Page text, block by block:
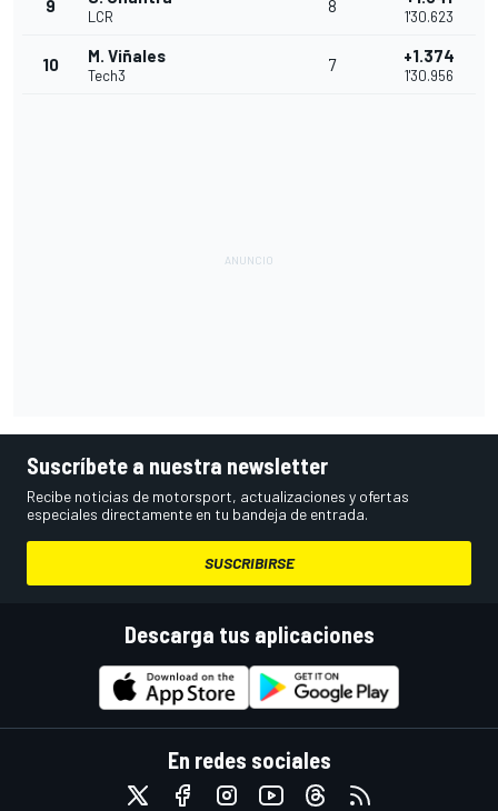
9
LCR
8
1'30.623
10 M. Viñales
Tech3
7 +1.374
1'30.956
Suscríbete a nuestra newsletter
Recibe noticias de motorsport, actualizaciones y ofertas
especiales directamente en tu bandeja de entrada.
SUSCRIBIRSE
Descarga tus aplicaciones
En redes sociales